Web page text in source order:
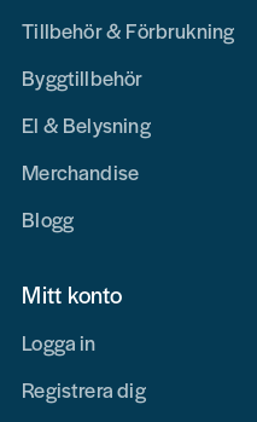
Tillbehör & Förbrukning
Byggtillbehör
El & Belysning
Merchandise
Blogg
Mitt konto
Logga in
Registrera dig